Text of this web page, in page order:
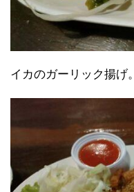
イカのガーリック揚げ。